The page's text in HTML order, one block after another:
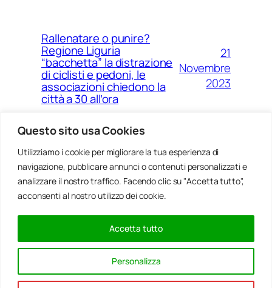
Questo sito usa Cookies
Utilizziamo i cookie per migliorare la tua esperienza di
navigazione, pubblicare annunci o contenuti personalizzati e
analizzare il nostro traffico. Facendo clic su "Accetta tutto",
acconsenti al nostro utilizzo dei cookie.
Personalizza
Accetta tutto
Rallenatare o punire?
Regione Liguria
“bacchetta” la distrazione
di ciclisti e pedoni, le
associazioni chiedono la
città a 30 all’ora
21
Novembre
2023
Ponte Morandi e quell’anno
zero che non è mai arrivato a
Genova
Agosto
2023
Rinnovabili, al passo della
Bocchetta un parco eolico
con 5 pale da 150 metri
Gennaio